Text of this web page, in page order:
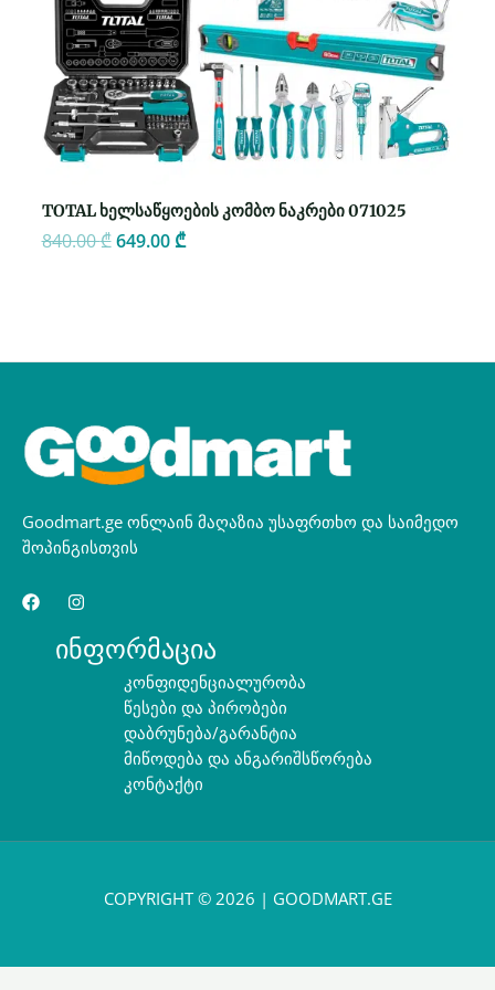
TOTAL ხელსაწყოების კომბო ნაკრები 071025
840.00₾649.00₾
Goodmart.ge ონლაინ მაღაზია უსაფრთხო და საიმედო
შოპინგისთვის
ინფორმაცია
კონფიდენციალურობა
წესები და პირობები
დაბრუნება/გარანტია
მიწოდება და ანგარიშსწორება
კონტაქტი
COPYRIGHT © 2026 | GOODMART.GE